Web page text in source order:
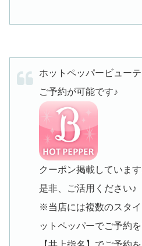
ホットペッパービュー
ご予約が可能です♪
クーポン掲載しています
是非、ご活用ください♪
※当店には複数のスタ
ットペッパーでご予約